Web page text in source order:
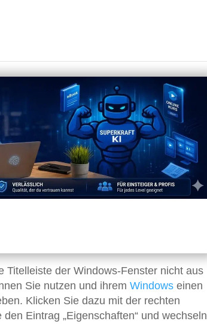
Titelleiste der Windows-Fenster nicht aus
Sie nutzen und ihrem Windows einen
Klicken Sie dazu mit der rechten
Eintrag „Eigenschaften“ und wechseln